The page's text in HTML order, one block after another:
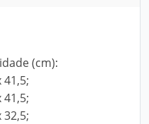
(cm):
41,5;
41,5;
32,5;